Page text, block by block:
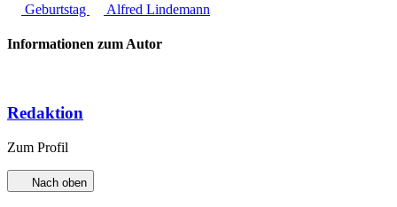
Geburtstag Alfred Lindemann
Informationen zum Autor
Redaktion
Zum Profil
Nach oben